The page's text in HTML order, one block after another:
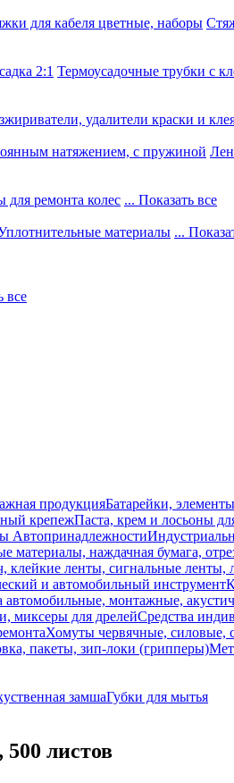
для кабеля цветные, наборы
2:1 Термоусадочные трубки с
удалители краски и
натяжением, с пружиной
для ремонта колес ... Показать все
материалы ...
все
продукцияБатарейки, элементы
крепежПаста, крем и лосьоны
Автопринадлежности
материалы, наждачная бумага,
клейкие ленты, сигнальные ленты,
и автомобильный инструмент
автомобильные, монтажные,
миксеры для дрелейСредства
Хомуты червячные, силовые,
пакеты, зип-локи (грипперы)
замшаГубки для мытья
листов